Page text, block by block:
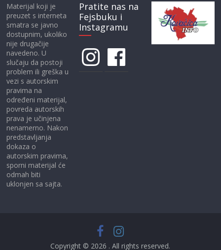
Materijal koji je
preuzet s interneta
smatra se javno
dostupnim, ukoliko
nije drugačije
navedeno. U
slučaju da postoji
problem ili greška u
vezi s autorskim
pravima na
određeni materijal,
povreda autorskih
prava je učinjena
nenamerno. Nakon
predstavljanja
dokaza o
autorskim pravima,
sporni materijal će
odmah biti
uklonjen sa sajta.
Pratite nas na
Fejsbuku i
Instagramu
InstagramFacebook
Copyright © 2026 . All rights reserved.